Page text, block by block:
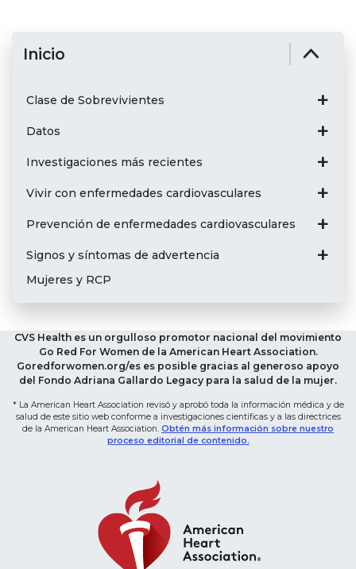
Inicio
Clase de Sobrevivientes
Datos
Investigaciones más recientes
Vivir con enfermedades cardiovasculares
Prevención de enfermedades cardiovasculares
Signos y síntomas de advertencia
Mujeres y RCP
CVS Health es un orgulloso promotor nacional del movimiento
Go Red For Women de la American Heart Association.
Goredforwomen.org/es es posible gracias al generoso apoyo
del Fondo Adriana Gallardo Legacy para la salud de la mujer.
* La American Heart Association revisó y aprobó toda la información médica y de
salud de este sitio web conforme a investigaciones científicas y a las directrices
de la American Heart Association. Obtén más información sobre nuestro
proceso editorial de contenido.